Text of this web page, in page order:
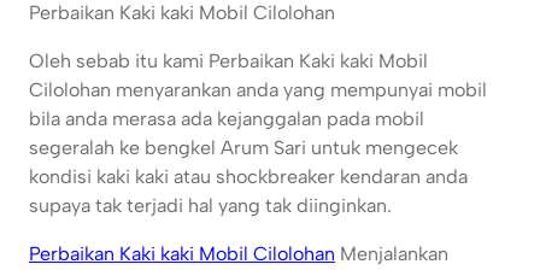
Perbaikan Kaki kaki Mobil Cilolohan
Oleh sebab itu kami Perbaikan Kaki kaki Mobil
Cilolohan menyarankan anda yang mempunyai mobil
bila anda merasa ada kejanggalan pada mobil
segeralah ke bengkel Arum Sari untuk mengecek
kondisi kaki kaki atau shockbreaker kendaran anda
supaya tak terjadi hal yang tak diinginkan.
Perbaikan Kaki kaki Mobil Cilolohan Menjalankan